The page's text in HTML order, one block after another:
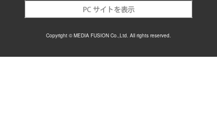
Copyright © MEDIA FUSION Co.,Ltd. All rights reserved.